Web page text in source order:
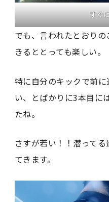
すぐ
でも、言われたとおり
きるととっても楽しい。
特に自分のキックで前
い、とばかりに3本目に
たね。
さすが若い！！潜って
てきます。